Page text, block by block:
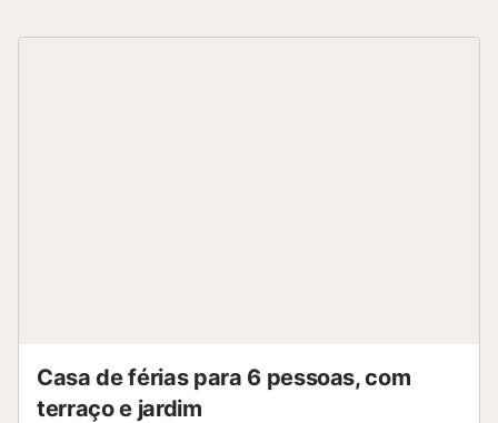
Casa de férias para 6 pessoas, com
terraço e jardim